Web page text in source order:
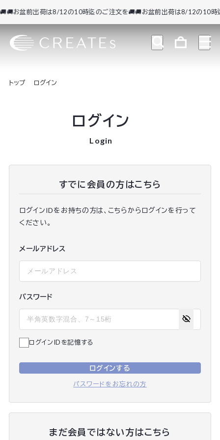
お盆前出荷は8/12の10時迄のご注文を🚚🚚お盆前出荷は8/12の10時迄
トップ ログイン
ログイン
Login
すでに会員の方はこちら
ログインIDをお持ちの方は、こちらからログインを行って
ください。
メールアドレス
パスワード
ログインIDを記憶する
ログインする
パスワードをお忘れの方
まだ会員ではない方はこちら